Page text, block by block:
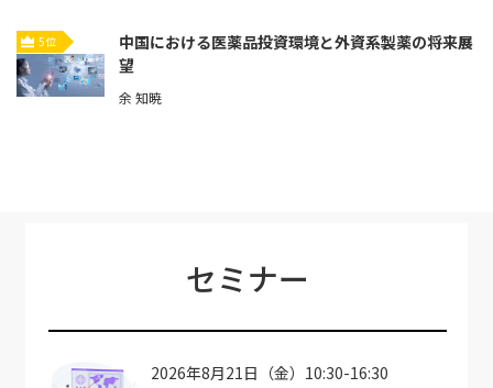
5位
中国における医薬品投資環境と外資系製薬の将来展
望
余 知暁
セミナー
2026年8月21日（金）10:30-16:30